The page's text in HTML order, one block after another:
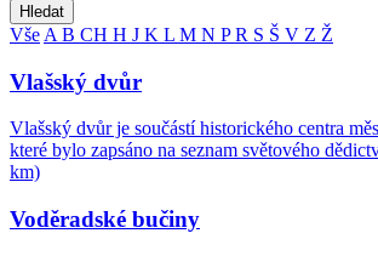
Hledat
Vše A B CH H J K L M N PR S Š V Z Ž
Vlašský dvůr
Vlašský dvůr je součástí historického centra
které bylo zapsáno na seznam světového
km)
Voděradské bučiny